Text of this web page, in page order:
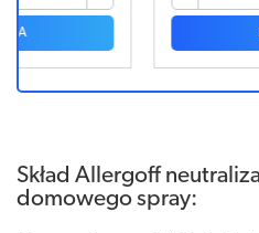
DO
Skład Allergoff
domowego spray: